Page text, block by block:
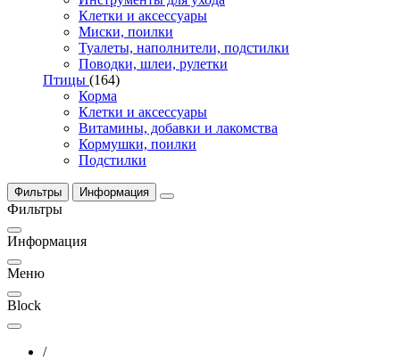
Клетки и аксессуары
Миски, поилки
Туалеты, наполнители, подстилки
Поводки, шлеи, рулетки
Птицы (164)
Корма
Клетки и аксессуары
Витамины, добавки и лакомства
Кормушки, поилки
Подстилки
Фильтры Информация
Фильтры
Информация
Меню
Block
/